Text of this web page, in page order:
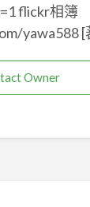
flickr相簿
yawa588 [
Owner